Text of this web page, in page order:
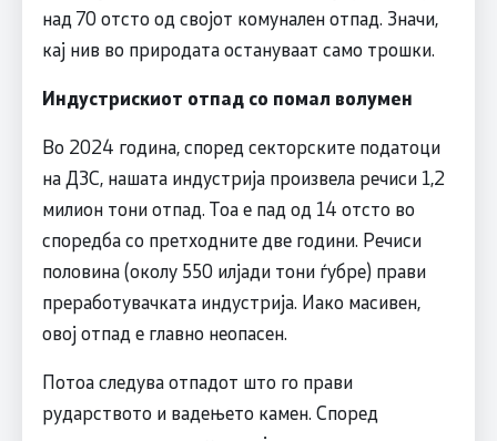
над 70 отсто од својот комунален отпад. Значи,
кај нив во природата остануваат само трошки.
Индустрискиот отпад со помал волумен
Во 2024 година, според секторските податоци
на ДЗС, нашата индустрија произвела речиси 1,2
милион тони отпад. Тоа е пад од 14 отсто во
споредба со претходните две години. Речиси
половина (околу 550 илјади тони ѓубре) прави
преработувачката индустрија. Иако масивен,
овој отпад е главно неопасен.
Потоа следува отпадот што го прави
рударството и вадењето камен. Според